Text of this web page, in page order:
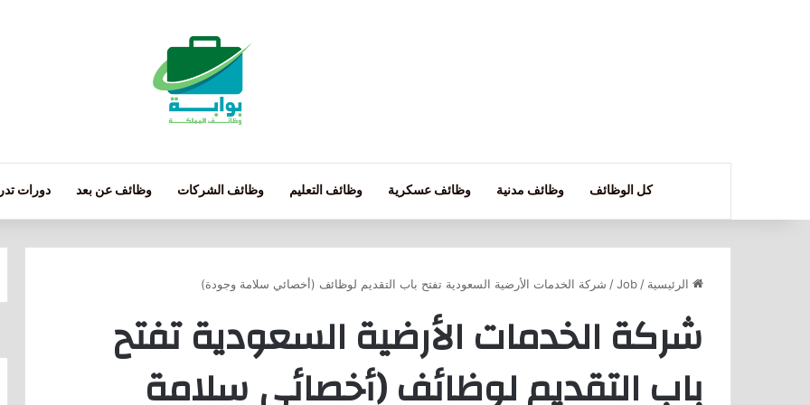
كل الوظائف وظائف مدنية وظائف عسكرية وظائف التعليم وظائف الشركات وظائف عن بعد دورات
الرئيسية /
Job
/ شركة الخدمات الأرضية السعودية تفتح باب التقديم لوظائف (أخصائي سلامة وجودة)
شركة الخدمات الأرضية السعودية تفتح
باب التقديم لوظائف (أخصائي سلامة